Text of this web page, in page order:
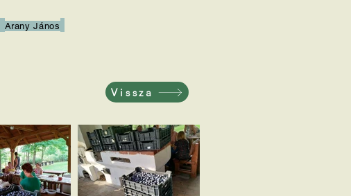
Arany János
Vissza